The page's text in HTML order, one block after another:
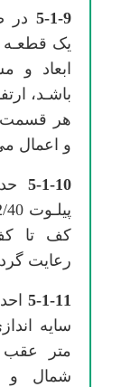
5-1-9 در
یک ﻗﻄﻌـﻪ
اﺑﻌﺎد و
ﺑﺎﺷـﺪ،
ﻫﺮ ﻗﺴﻤﺖ
و اﻋﻤﺎل
5-1-10
رﻋﺎﻳﺖ
5-1-11
ﻣﺘﺮ ﻋﻘﺐ
ﺷﻤﺎل و